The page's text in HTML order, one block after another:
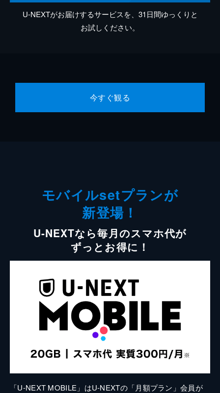
U-NEXTがお届けするサービスを、31日間ゆっくりと
お試しください。
今すぐ観る
モバイルsetプランが
新登場！
U-NEXTなら毎月のスマホ代が
ずっとお得に！
「U-NEXT MOBILE」はU-NEXTの「月額プラン」会員が